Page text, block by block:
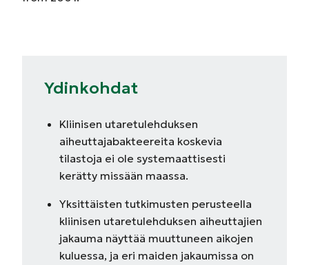
Ydinkohdat
Kliinisen utaretulehduksen
aiheuttajabakteereita koskevia
tilastoja ei ole systemaattisesti
kerätty missään maassa.
Yksittäisten tutkimusten perusteella
kliinisen utaretulehduksen aiheuttajien
jakauma näyttää muuttuneen aikojen
kuluessa, ja eri maiden jakaumissa on